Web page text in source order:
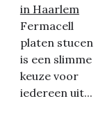
in Haarlem
Fermacell
platen stucen
is een slimme
keuze voor
iedereen uit...